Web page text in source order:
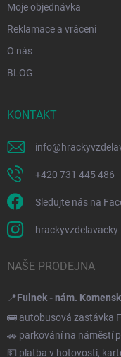
Moje objednávka
Reklamace a vrácení
O nás
BLOG
KONTAKT
info@
+420 731 445 486
Sledujte nás na
hrackyvzdelavacky
NAŠE PRODEJNA
📍Fulnek - nám.
🚌 autobusová zastávka
🚗 parkování na náměstí
💵 platba v hotovosti,